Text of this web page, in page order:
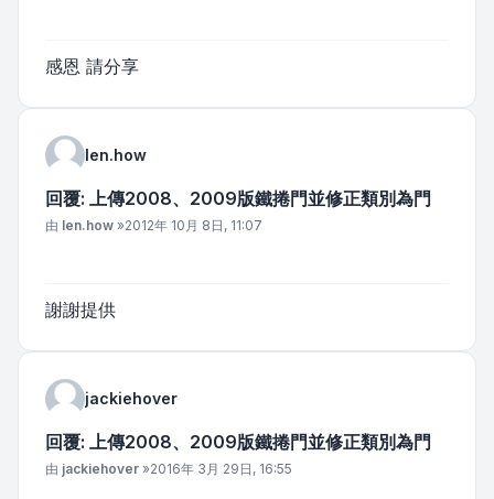
感恩 請分享
len.how
回覆: 上傳2008、2009版鐵捲門並修正類別為門
文章
由 len.how »2012年 10月 8日, 11:07
謝謝提供
jackiehover
回覆: 上傳2008、2009版鐵捲門並修正類別為門
文章
由 jackiehover »2016年 3月 29日, 16:55